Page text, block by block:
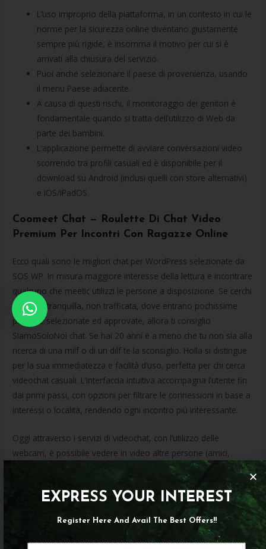
L’uso improprio della piattaforma, in un contesto in cui le
norme per la sicurezza online diventano giustamente
sempre più rigide, è insomma il motivo per cui si è
arrivati alla chiusura del servizio.
Puoi anche selezionare il paese di provenienza, usando
il menu Paese adiacente.
A causa di questi rischi, il monitoraggio dei genitori è
fondamentale quando si tratta dell’utilizzo di Web da
parte dei bambini.
L’applicazione permette di avviare conversazioni video
scorrendo tra profili casuali ed è disponibile per il
download su Android (inclusi quelli con store alternativi)
e iOS/iPadOS.
Coomeet Chat — Roulette Di Chat Video
Premium Per Incontri Con Ragazze Online
Ecco quali sono le migliori chat per WordPress selezionate da
SOS WP. In misura maggiore interesse della lettura e incontrare
qualcuno che meetic utilizzi le persone a disposizione. Se cerchi
una chat tranquilla, non trafficata, dove entrano pochissime
persone selezionate ed approvate, allora ti consiglio
SIamoSoloNoi chat. Se hai 20 anni e a meno che tu non sia alla
ricerca di una milf o di un dilf te la sconsiglio. Holla si distingue
per la sua immediatezza e facilità d’uso, perfetta per chi cerca
videochat casuali. L’interfaccia intuitiva accompagna l’utente fin
dai primi passi, con opzioni per filtrare le connessioni in base a
interessi o località, rendendo ogni incontro più interessante.
Oggi attraverso i servizi di videochat, con l’utilizzo delle
webcam, è possibile vedere in video altre persone (amici,
parenti, ecc.) ma anche parlare al microfono e naturalmente
chattare. Il fondatore di Omegle, Leif K-Brooks, ha dichiarato
che gestire il sito era diventato “insostenibile, sia
finanziariamente che psicologicamente”, e che era stato
attaccato da chi voleva limitare la libertà di Web. Così, ha deciso
di chiuderlo, lasciando un messaggio di addio sul suo sito web,
EXPRESS YOUR INTEREST
Register Here And Avail The Best Offers!!